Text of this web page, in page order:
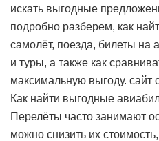
искать выгодные
подробно разберем, как
самолёт, поезда, билеты на
и туры, а также как
максимальную выгоду. сайт
Как найти выгодные
Перелёты часто занимают
можно снизить их